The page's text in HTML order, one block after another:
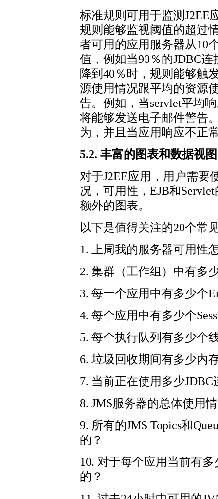
标准规则可用于监测J2EE
规则能够监视阈值的超过
者可用的应用服务器从10
值，例如当90％的JDBC
降到40％时，规则能够触
源使用情况跟平均的资源
告。例如，当servlet平均
将能够发送电子邮件警告
为，并且当应用响应不正
5.2. 丰富的图表和数据视图
对于J2EE应用，用户需要
况，可用性，EJB和
额外的图表。
以下是值得关注的20个常
1. 上周我的服务器可用性
2. 集群（工作组）中有多
3. 每一个应用中有多少个
4. 每个应用中有多少个
5. 每个执行队列有多少个
6. 垃圾回收期间有多少内
7. 当前正在使用多少JDBC
8. JMS服务器的总体使用
9. 所有的JMS Topics和
的？
10. 对于每个应用当前有多
的？